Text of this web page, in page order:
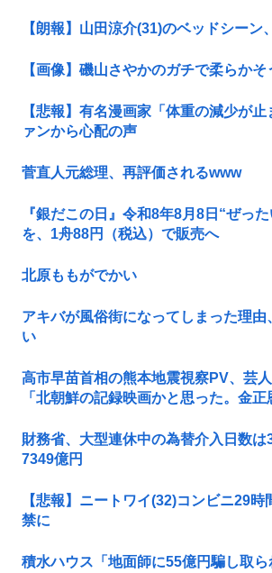
【朗報】山田涼介(31)のベッドシーン
【画像】磯山さやかのガチで柔らか
【悲報】有名漫画家「体重の減少が
ァンから心配の声
菅直人元総理、再評価されるwww
『銀だこの日』令和8年8月8日“ぜっ
を、1舟88円（税込）で販売へ
北原ももがでかい
アキバが風俗街になってしまった理由
い
高市早苗首相の熊本地震視察PV、芸
「北朝鮮の記録映画かと思った。金
財務省、大型連休中の為替介入日数
7349億円
【悲報】ニートワイ(32)コンビニ29時
禁に
積水ハウス「地面師に55億円騙し取